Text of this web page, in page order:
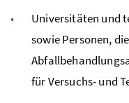
Universitäten und
sowie Personen,
für Versuchs- und